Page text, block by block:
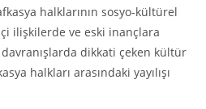
halklarının sosyo-kültürel
ilişkilerde ve eski inançlara
dikkati çeken kültür
halkları arasındaki yayılışı